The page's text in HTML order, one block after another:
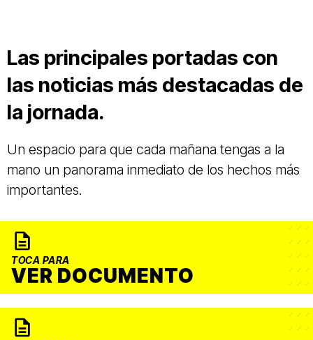
Las principales portadas con
las noticias más destacadas de
la jornada.
Un espacio para que cada mañana tengas a la
mano un panorama inmediato de los hechos más
importantes.
TOCA PARA
VER DOCUMENTO